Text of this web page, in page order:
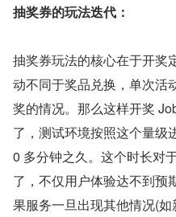
抽奖券的玩法迭代：
抽奖券玩法的核心在于开奖
动不同于奖品兑换，单次活
奖的情况。那么这样开奖
了，测试环境按照这个量级
0 多分钟之久。这个时长对
了，不仅用户体验达不到预
果服务一旦出现其他情况(